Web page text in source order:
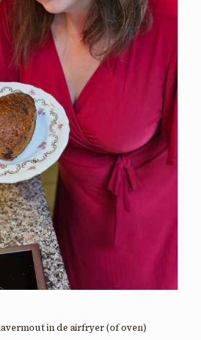
in de airfryer (of oven)